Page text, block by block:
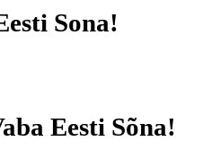
Sona!
Eesti Sõna!